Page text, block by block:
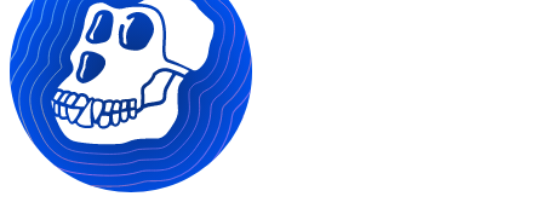
Ethereum
ETH